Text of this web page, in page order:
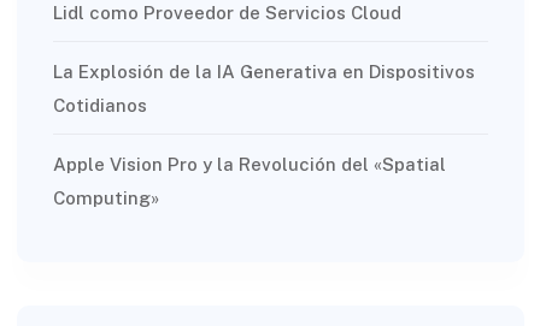
Lidl como Proveedor de Servicios Cloud
La Explosión de la IA Generativa en Dispositivos
Cotidianos
Apple Vision Pro y la Revolución del «Spatial
Computing»